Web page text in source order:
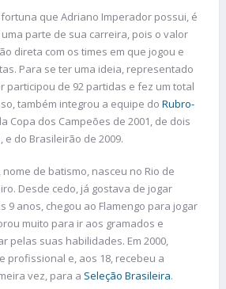
que Adriano Imperador possui, é
parte de sua carreira, pois o valor
direta com os times em que jogou e
Para se ter uma ideia, representado
participou de 92 partidas e fez um total
também integrou a equipe do Rubro-
Copa dos Campeões de 2001, de dois
e do Brasileirão de 2009.
de batismo, nasceu no Rio de
Desde cedo, já gostava de jogar
9 anos, chegou ao Flamengo para jogar
muito para ir aos gramados e
pelas suas habilidades. Em 2000,
profissional e, aos 18, recebeu a
vez, para a Seleção Brasileira.